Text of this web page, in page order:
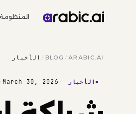
ARABIC.AI
/
BLOG
/ الأخبار
الأخبار ·
March 30, 2026
·